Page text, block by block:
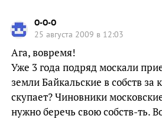
O-O-O
25 августа 2009 в 12:03
Ага, вовремя!
Уже 3 года подряд москали
земли Байкальские в собств за
скупает? Чиновники
нужно беречь свою собств-ть.